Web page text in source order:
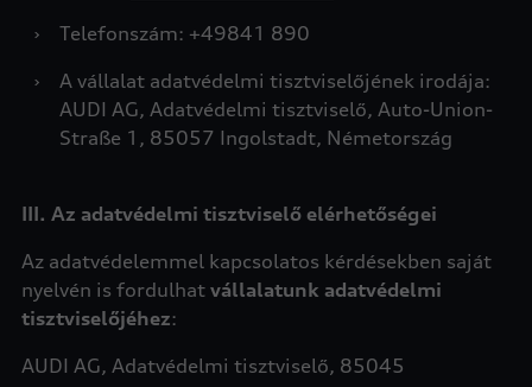
›
Telefonszám: +49841 890
›
A vállalat adatvédelmi tisztviselőjének irodája:
AUDI AG, Adatvédelmi tisztviselő, Auto-Union-
Straße 1, 85057 Ingolstadt, Németország
III. Az adatvédelmi tisztviselő elérhetőségei
Az adatvédelemmel kapcsolatos kérdésekben saját
nyelvén is fordulhat vállalatunk adatvédelmi
tisztviselőjéhez:
AUDI AG, Adatvédelmi tisztviselő, 85045